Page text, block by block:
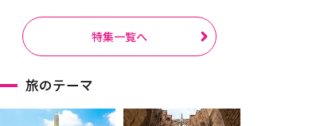
特集一覧へ
旅のテーマ